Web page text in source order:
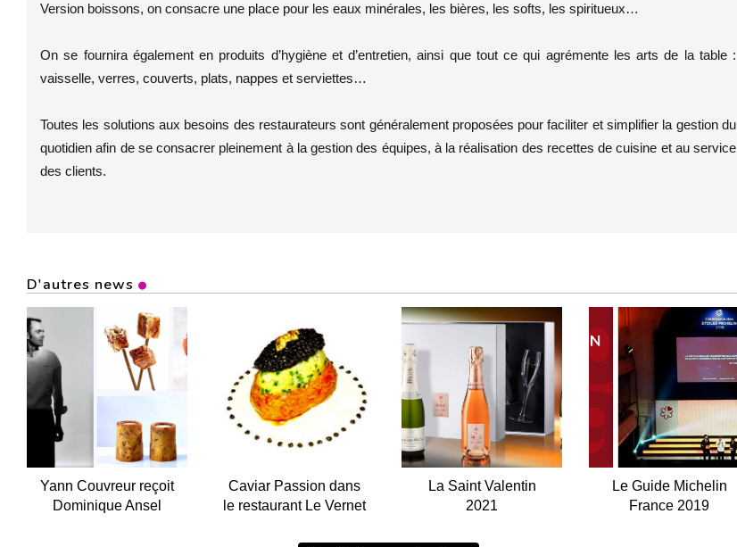
Version boissons, on consacre une place pour les eaux minérales, les bières, les softs, les spiritueux…
On se fournira également en produits d’hygiène et d’entretien, ainsi que tout ce qui agrémente les arts de la table :
vaisselle, verres, couverts, plats, nappes et serviettes…
Toutes les solutions aux besoins des restaurateurs sont généralement proposées pour faciliter et simplifier la gestion du
quotidien afin de se consacrer pleinement à la gestion des équipes, à la réalisation des recettes de cuisine et au service
des clients.
D'autres news
Yann Couvreur reçoit
Dominique Ansel
Caviar Passion dans
le restaurant Le Vernet
La Saint Valentin
2021
Le Guide Michelin
France 2019